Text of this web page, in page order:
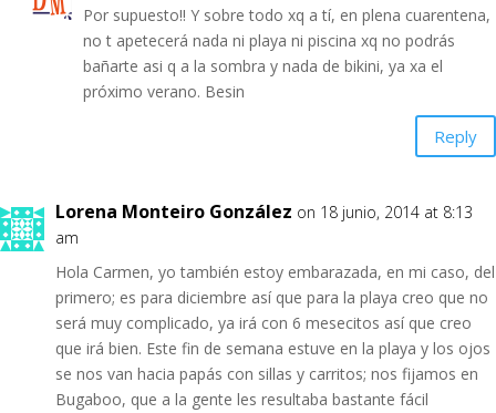
Por supuesto!! Y sobre todo xq a tí, en plena cuarentena,
no t apetecerá nada ni playa ni piscina xq no podrás
bañarte asi q a la sombra y nada de bikini, ya xa el
próximo verano. Besin
Reply
Lorena Monteiro González on 18 junio, 2014 at 8:13
am
Hola Carmen, yo también estoy embarazada, en mi caso, del
primero; es para diciembre así que para la playa creo que no
será muy complicado, ya irá con 6 mesecitos así que creo
que irá bien. Este fin de semana estuve en la playa y los ojos
se nos van hacia papás con sillas y carritos; nos fijamos en
Bugaboo, que a la gente les resultaba bastante fácil